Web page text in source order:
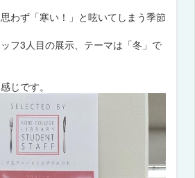
わず「寒い！」と呟いてしまう季節
フ3人目の展示、テーマは「冬」で
じです。